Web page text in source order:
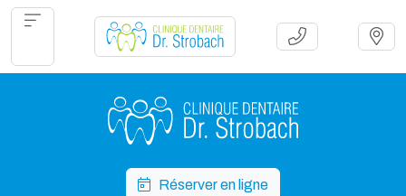
Réserver en ligne